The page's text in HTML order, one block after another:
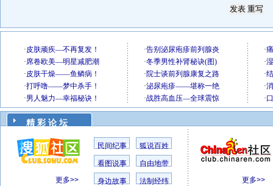
精 彩 论 坛
更多>>
民间纪事 狐说百姓
看图说事 自由地带
身边故事 法制经纬 更多>>